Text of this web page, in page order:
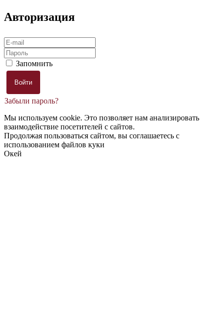
Авторизация
Запомнить
Забыли пароль?
Мы используем cookie. Это позволяет нам анализировать
взаимодействие посетителей с сайтов.
Продолжая пользоваться сайтом, вы соглашаетесь с
использованием файлов куки
Окей